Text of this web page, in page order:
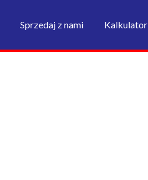
Sprzedaj z nami Kalkulator